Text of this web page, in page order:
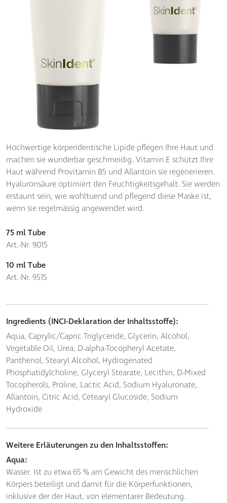
Hochwertige körperidentische Lipide pflegen Ihre Haut und
machen sie wunderbar geschmeidig. Vitamin E schützt Ihre
Haut während Provitamin B5 und Allantoin sie regenerieren.
Hyaluronsäure optimiert den Feuchtigkeitsgehalt. Sie werden
erstaunt sein, wie wohltuend und pflegend diese Maske ist,
wenn sie regelmässig angewendet wird.
75 ml Tube
Art.-Nr. 9015
10 ml Tube
Art.-Nr. 9515
Ingredients (INCI-Deklaration der Inhaltsstoffe):
Aqua, Caprylic/Capric Triglyceride, Glycerin, Alcohol,
Vegetable Oil, Urea, D-alpha-Tocopheryl Acetate,
Panthenol, Stearyl Alcohol, Hydrogenated
Phosphatidylcholine, Glyceryl Stearate, Lecithin, D-Mixed
Tocopherols, Proline, Lactic Acid, Sodium Hyaluronate,
Allantoin, Citric Acid, Cetearyl Glucoside, Sodium
Hydroxide
Weitere Erläuterungen zu den Inhaltsstoffen:
Aqua:
Wasser. Ist zu etwa 65 % am Gewicht des menschlichen
Körpers beteiligt und damit für die Körperfunktionen,
inklusive der der Haut, von elementarer Bedeutung.